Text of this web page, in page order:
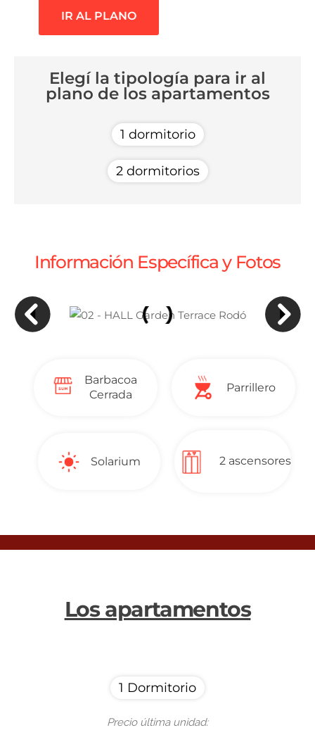
IR AL PLANO
Elegí la tipología para ir al
plano de los apartamentos
1 dormitorio
2 dormitorios
Información Específica y Fotos
Barbacoa
Cerrada
Parrillero
Solarium 2 ascensores
Los apartamentos
1 Dormitorio
Precio última unidad: